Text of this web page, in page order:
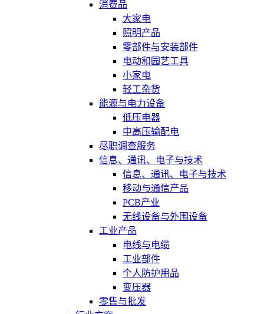
消费品
大家电
照明产品
零部件与安装部件
电动和园艺工具
小家电
轻工杂货
能源与电力设备
低压电器
中高压输配电
尽职调查服务
信息、通讯、电子与技术
信息、通讯、电子与技术
移动与通信产品
PCB产业
无线设备与外围设备
工业产品
电线与电缆
工业部件
个人防护用品
变压器
零售与批发